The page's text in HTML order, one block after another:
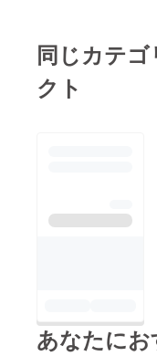
同じカテ
クト
あなたに